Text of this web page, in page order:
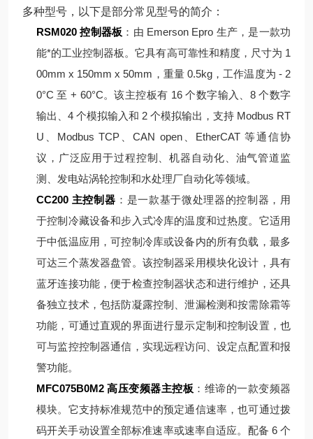
多种型号，以下是部分常见型号的简介：
RSM020 控制器板 ：由 Emerson Epro 生产，是一款功
能*的工业控制器板。它具有高可靠性和精度，尺寸为 1
00mm x 150mm x 50mm，重量 0.5kg，工作温度为 - 2
0°C 至 + 60°C。该主控板有 16 个数字输入、8 个数字
输出、4 个模拟输入和 2 个模拟输出，支持 Modbus RT
U、Modbus TCP、CAN open、EtherCAT 等通信协
议，广泛应用于过程控制、机器自动化、油气管道监
测、发电站涡轮控制和水处理厂自动化等领域。
CC200 主控制器 ：是一款基于微处理器的控制器，用
于控制冷藏设备和步入式冷库的温度和过热度。它适用
于中低温应用，可控制冷库或设备内的所有负载，最多
可达三个蒸发器盘管。该控制器采用模块化设计，具有
蓝牙连接功能，便于检查控制器状态和进行维护，还具
备独立技术，包括防凝露控制、泄漏检测和按需除霜等
功能，可通过直观的界面进行显示定制和控制设置，也
可与监控控制器通信，实现远程访问、设定点配置和报
警功能。
MFC075B0M2 高压变频器主控板 ：维谛的一款变频器
模块。它支持标准规范中的预定通信速率，也可通过拨
码开关手动设置全部标准速率或速率自适应。配备 6 个